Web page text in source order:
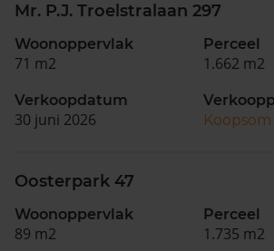
Mr. P.J. Troelstralaan 297
Woonoppervlak
71 m2
Perceel
1.662 m2
Verkoopdatum
30 juni 2026
Oosterpark 47
Woonoppervlak
89 m2
Perceel
1.735 m2